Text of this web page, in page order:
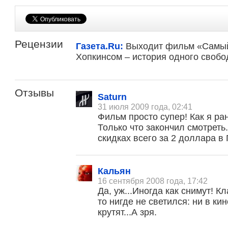
Рецензии Газета.Ru: Выходит фильм
Хопкинсом – история одного
Отзывы Saturn
31 июля 2009 года, 02:41
Фильм просто супер! Как я
Только что закончил
скидках всего за 2 доллара в
Кальян
16 сентября 2008 года, 17:42
Да, уж...Иногда как снимут!
то нигде не светился: ни в
крутят...А зря.